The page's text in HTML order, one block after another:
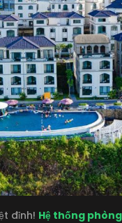
đỉnh! Hệ thống